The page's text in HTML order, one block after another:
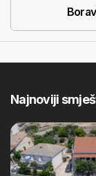
Najnoviji